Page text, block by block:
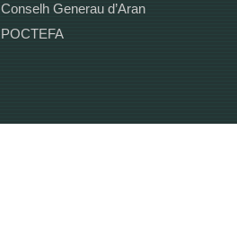
Conselh Generau d’Aran
POCTEFA